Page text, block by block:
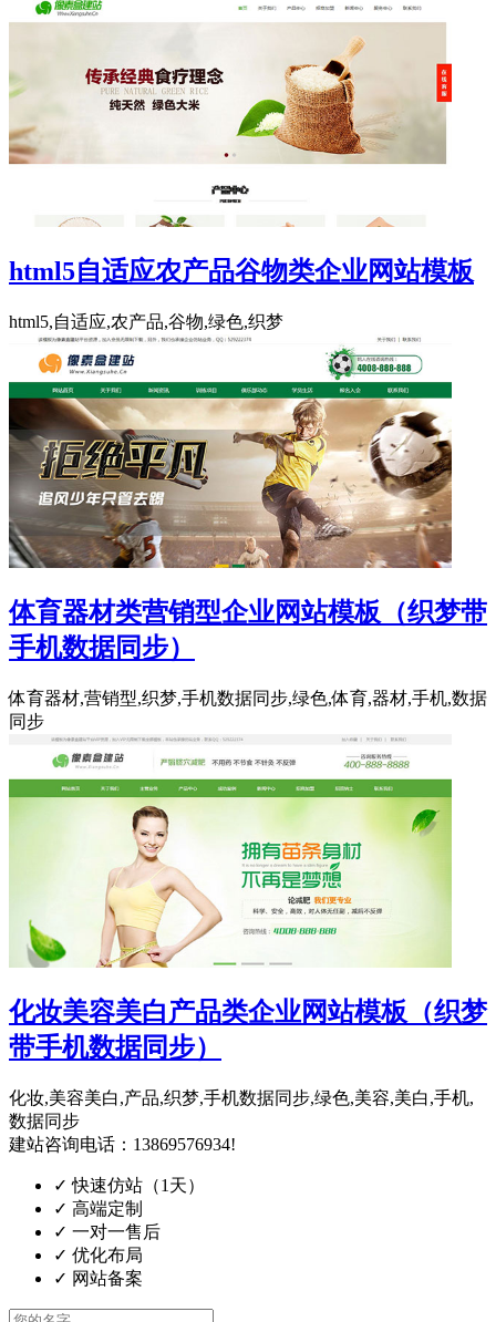
html5自适应农产品谷物类企业网站模板
html5,自适应,农产品,谷物,绿色,织梦
体育器材类营销型企业网站模板（织梦带
手机数据同步）
体育器材,营销型,织梦,手机数据同步,绿色,体育,器材,手机,数据
同步
化妆美容美白产品类企业网站模板（织梦
带手机数据同步）
化妆,美容美白,产品,织梦,手机数据同步,绿色,美容,美白,手机,
数据同步
建站咨询电话：13869576934!
✓ 快速仿站（1天）
✓ 高端定制
✓ 一对一售后
✓ 优化布局
✓ 网站备案